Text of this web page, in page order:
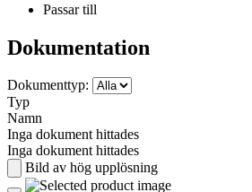
Passar till
Dokumentation
Dokumenttyp:
Typ
Namn
Inga dokument hittades
Inga dokument hittades
Bild av hög upplösning